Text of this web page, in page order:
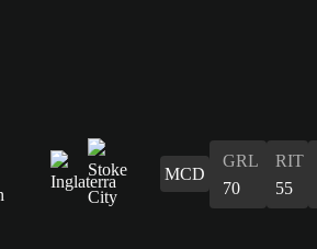
MCD
GRL
70
RIT
55